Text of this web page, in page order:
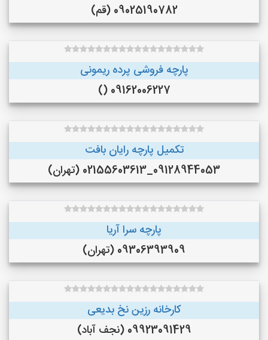
09025190782 (قم)
پارچه فروشی پرده ریمونی
09162006227 ()
تکمیل پارچه رایان بافت
09128944053_02155603613 (تهران)
پارچه سرا آریا
09306393909 (تهران)
کارخانه رزین نخ بدیعی
09923091429 (نجف‌ آباد)